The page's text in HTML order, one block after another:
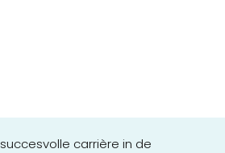
carrière in de